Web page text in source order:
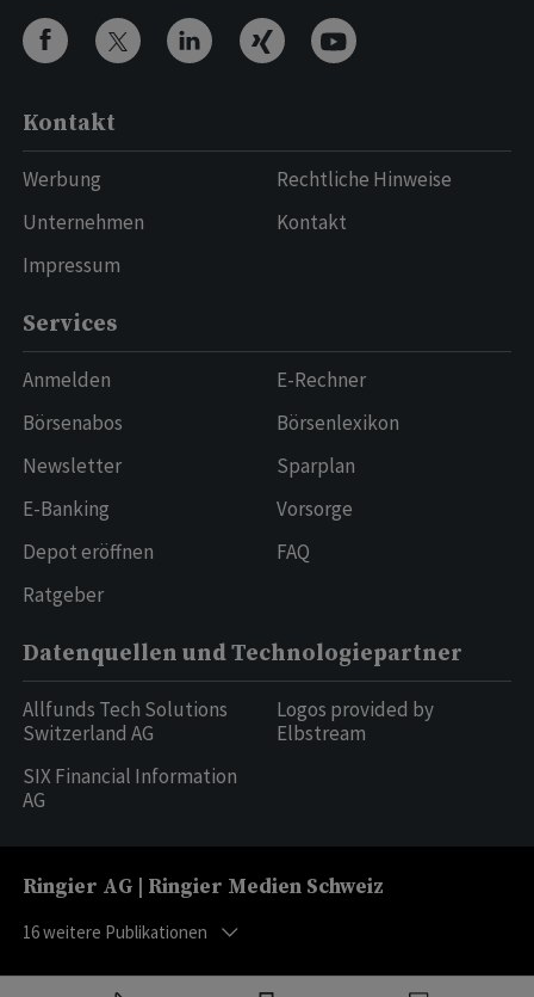
Kontakt
Werbung
Unternehmen
Impressum
Rechtliche Hinweise
Kontakt
Services
Anmelden
Börsenabos
Newsletter
E-Banking
Depot eröffnen
Ratgeber
E-Rechner
Börsenlexikon
Sparplan
Vorsorge
FAQ
Datenquellen und Technologiepartner
Allfunds Tech Solutions
Switzerland AG
SIX Financial Information
AG
Logos provided by
Elbstream
Ringier AG | Ringier Medien Schweiz
16weitere Publikationen